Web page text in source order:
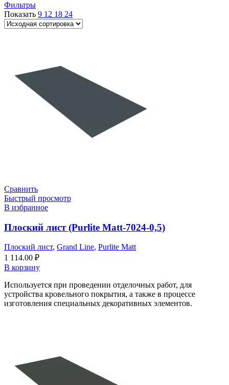
Фильтры
Показать 9 12 18 24
Сравнить
Быстрый просмотр
В избранное
Плоский лист (Purlite Matt-7024-0,5)
Плоский лист, Grand Line, Purlite Matt
1 114.00 ₽
В корзину
Используется при проведении отделочных работ, для
устройства кровельного покрытия, а также в процессе
изготовления специальных декоративных элементов.